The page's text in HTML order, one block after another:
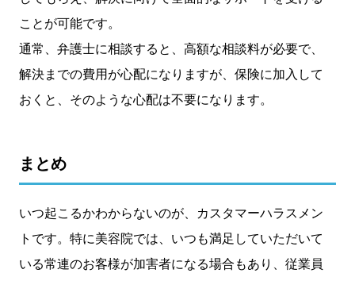
ことが可能です。
通常、弁護士に相談すると、高額な相談料が必要で、
解決までの費用が心配になりますが、保険に加入して
おくと、そのような心配は不要になります。
まとめ
いつ起こるかわからないのが、カスタマーハラスメン
トです。特に美容院では、いつも満足していただいて
いる常連のお客様が加害者になる場合もあり、従業員